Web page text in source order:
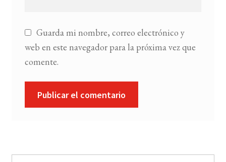
Guarda mi nombre, correo electrónico y
web en este navegador para la próxima vez que
comente.